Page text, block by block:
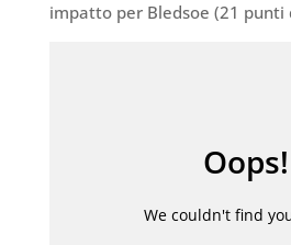
impatto per Bledsoe (21 punti